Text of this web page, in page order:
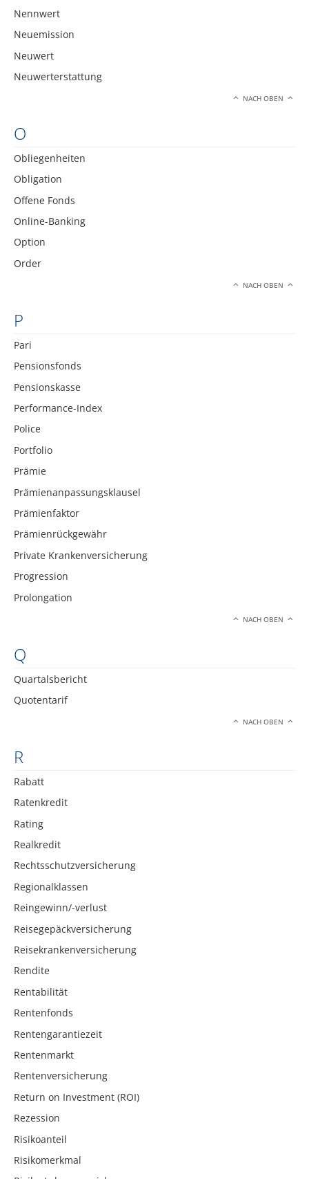
Nennwert
Neuemission
Neuwert
Neuwerterstattung
NACH OBEN
O
Obliegenheiten
Obligation
Offene Fonds
Online-Banking
Option
Order
NACH OBEN
P
Pari
Pensionsfonds
Pensionskasse
Performance-Index
Police
Portfolio
Prämie
Prämienanpassungsklausel
Prämienfaktor
Prämienrückgewähr
Private Krankenversicherung
Progression
Prolongation
NACH OBEN
Q
Quartalsbericht
Quotentarif
NACH OBEN
R
Rabatt
Ratenkredit
Rating
Realkredit
Rechtsschutzversicherung
Regionalklassen
Reingewinn/-verlust
Reisegepäckversicherung
Reisekrankenversicherung
Rendite
Rentabilität
Rentenfonds
Rentengarantiezeit
Rentenmarkt
Rentenversicherung
Return on Investment (ROI)
Rezession
Risikoanteil
Risikomerkmal